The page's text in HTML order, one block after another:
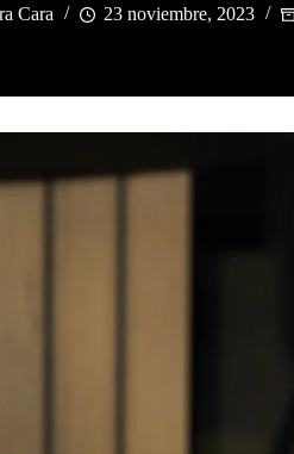
Cara 23 noviembre, 2023